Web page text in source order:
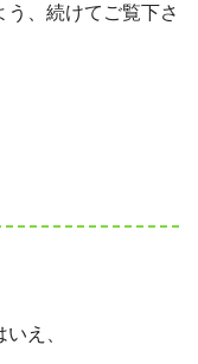
、続けてご覧下さ
え、